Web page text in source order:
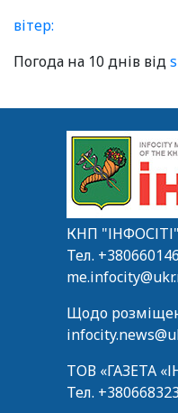
вітер:
Погода на 10 днів від
КНП
Тел.
Щодо
ТОВ «ГАЗЕТА
Тел.